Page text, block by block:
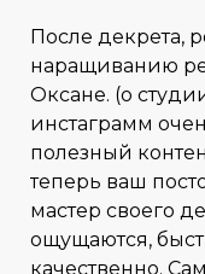
После декрета,
наращиванию
Оксане. (о
инстаграмм
полезный
теперь ваш
мастер своего
ощущаются,
качественно.